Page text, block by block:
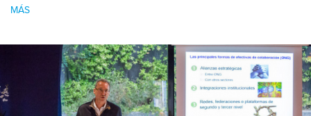
MÁS